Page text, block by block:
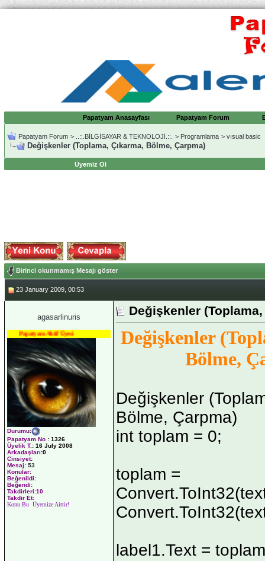
Papatyam Anasayfası Papatyam Forum
Papatyam Forum > ..::.BİLGİSAYAR & TEKNOLOJİ.::. > Programlama > vısual basic
Değişkenler (Toplama, Çıkarma, Bölme, Çarpma)
Üyemiz Ol
Birinci okunmamış Mesajı göster
23 January 2009, 00:53
agasarlinuris
Papatyam Aktif Üyesi
Durumu:
Papatyam No : 1326
Üyelik T.: 16 July 2008
Arkadaşları:0
Cinsiyet:
Mesaj: 53
Konular:
Beğenildi:
Beğendi:
Takdirleri:10
Takdir Et:
Konu Bu Üyemize Aittir!
Değişkenler
Değişkenler
Bölme,
Değişkenler
Bölme, Çarpma)
int toplam = 0;
toplam =
label1.Text =